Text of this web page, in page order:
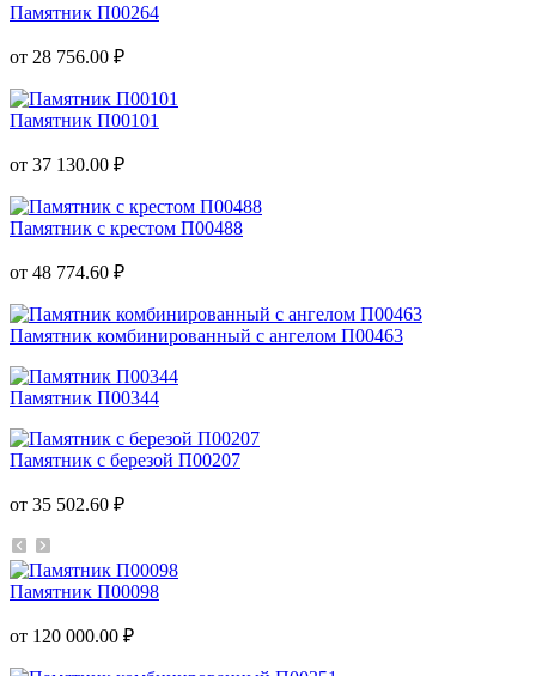
Памятник П00264
от 28 756.00 ₽
Памятник П00101
от 37 130.00 ₽
Памятник с крестом П00488
от 48 774.60 ₽
Памятник комбинированный с ангелом П00463
Памятник П00344
Памятник с березой П00207
от 35 502.60 ₽
Памятник П00098
от 120 000.00 ₽